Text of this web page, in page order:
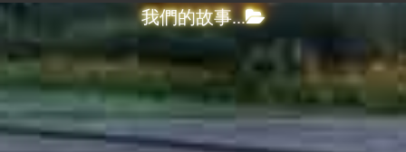
我們的故事...